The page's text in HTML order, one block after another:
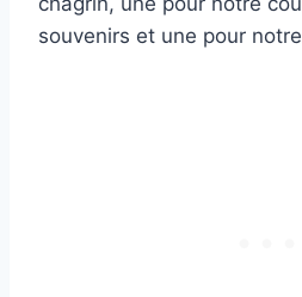
souvenirs et une pour